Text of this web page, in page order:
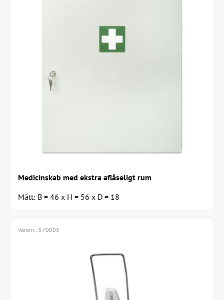
Medicinskab med ekstra aflåseligt rum
Mått: B = 46 x H = 56 x D = 18
Varenr.: 570005